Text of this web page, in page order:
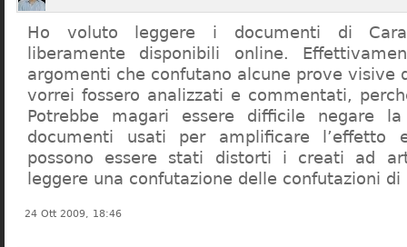
Ho voluto leggere i documenti di
liberamente disponibili online.
argomenti che confutano alcune prove visive
vorrei fossero analizzati e commentati,
Potrebbe magari essere difficile negare
documenti usati per amplificare l’effetto
possono essere stati distorti i creati ad
leggere una confutazione delle confutazioni di
24 Ott 2009, 18:46